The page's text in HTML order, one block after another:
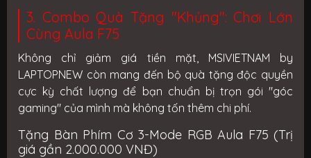
3. Combo Quà Tặng "Khủng": Chơi Lớn
Cùng Aula F75
Không chỉ giảm giá tiền mặt, MSIVIETNAM by
LAPTOPNEW còn mang đến bộ quà tặng độc quyền
cực kỳ chất lượng để bạn chuẩn bị trọn gói "góc
gaming" của mình mà không tốn thêm chi phí.
Tặng Bàn Phím Cơ 3-Mode RGB Aula F75 (Trị
giá gần 2.000.000 VNĐ)